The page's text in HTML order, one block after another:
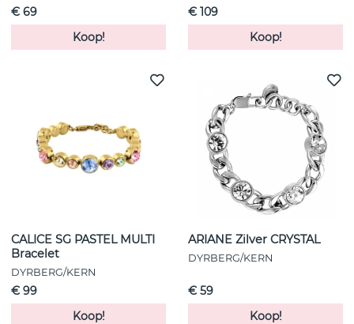
€ 69
Koop!
€ 109
Koop!
CALICE SG PASTEL MULTI
Bracelet
DYRBERG/KERN
€ 99
Koop!
ARIANE Zilver CRYSTAL
DYRBERG/KERN
€ 59
Koop!